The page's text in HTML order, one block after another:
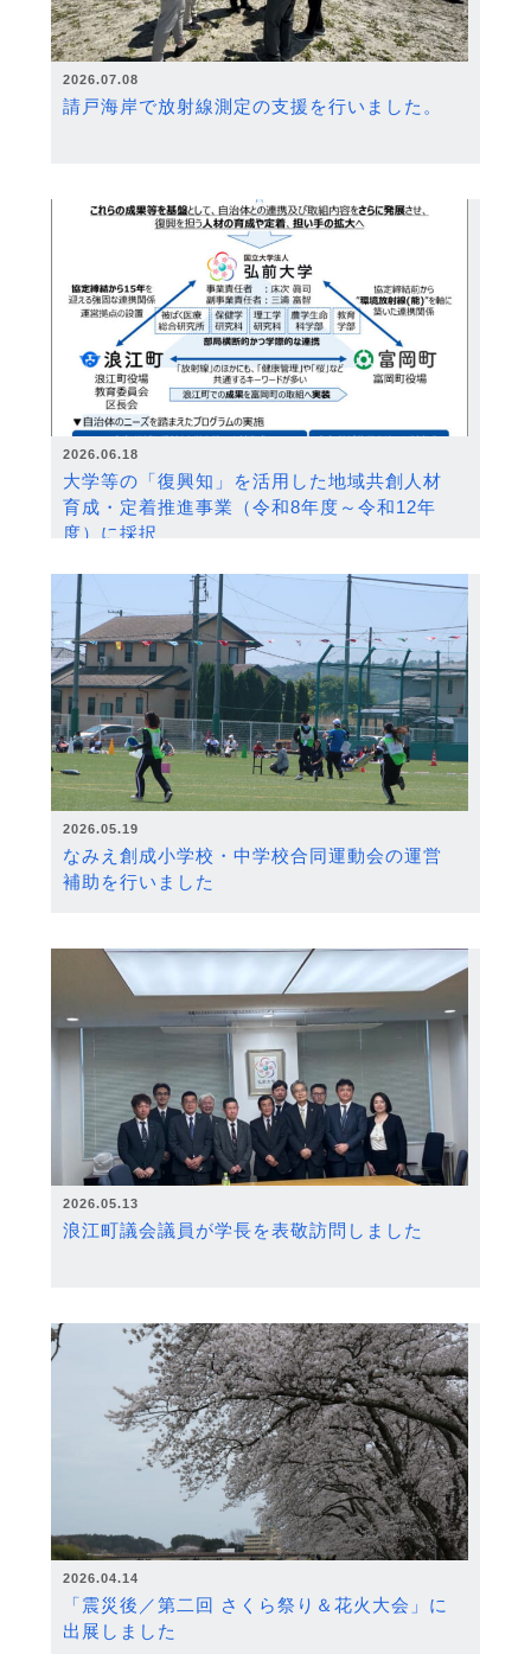
2026.07.08
請戸海岸で放射線測定の支援を行いました。
2026.06.18
大学等の「復興知」を活用した地域共創人材
育成・定着推進事業（令和8年度～令和12年
度）に採択
2026.05.19
なみえ創成小学校・中学校合同運動会の運営
補助を行いました
2026.05.13
浪江町議会議員が学長を表敬訪問しました
2026.04.14
「震災後／第二回 さくら祭り＆花火大会」に
出展しました